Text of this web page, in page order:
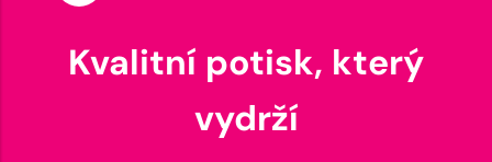
Kvalitní potisk, který
vydrží